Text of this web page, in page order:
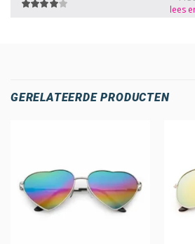
GERELATEERDE PRODUCTEN